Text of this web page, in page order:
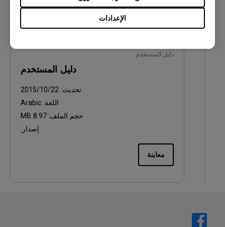
الإعدادات
دليل المستخدم
دليل المستخدم
تحديث: 2015/10/22
اللغة: Arabic
حجم الملف:8.97 MB
إصدار:
معاينة